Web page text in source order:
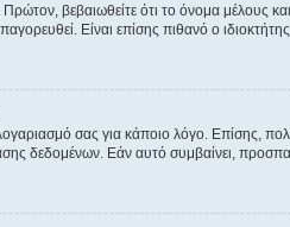
βεβαιωθείτε ότι το όνομα μέλους
Είναι επίσης πιθανό ο
σας για κάποιο λόγο. Επίσης,
δεδομένων. Εάν αυτό συμβαίνει,